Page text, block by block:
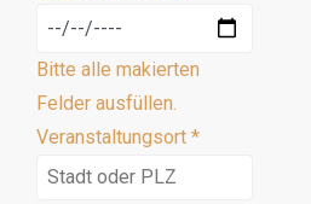
Bitte alle makierten
Felder ausfüllen.
Veranstaltungsort *